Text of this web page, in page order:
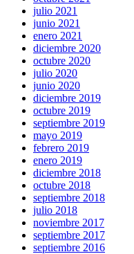
julio 2021
junio 2021
enero 2021
diciembre 2020
octubre 2020
julio 2020
junio 2020
diciembre 2019
octubre 2019
septiembre 2019
mayo 2019
febrero 2019
enero 2019
diciembre 2018
octubre 2018
septiembre 2018
julio 2018
noviembre 2017
septiembre 2017
septiembre 2016